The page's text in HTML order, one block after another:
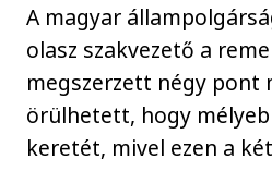
A magyar
olasz szakvezető a
megszerzett négy pont
örülhetett, hogy
keretét, mivel ezen a